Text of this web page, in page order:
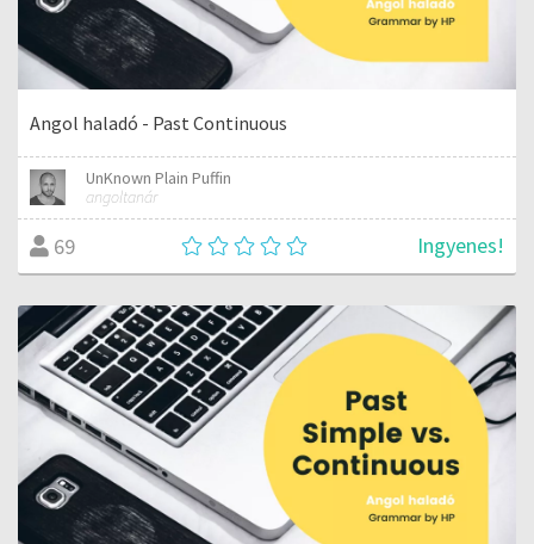
Angol haladó - Past Continuous
UnKnown Plain Puffin
angoltanár
69 Ingyenes!